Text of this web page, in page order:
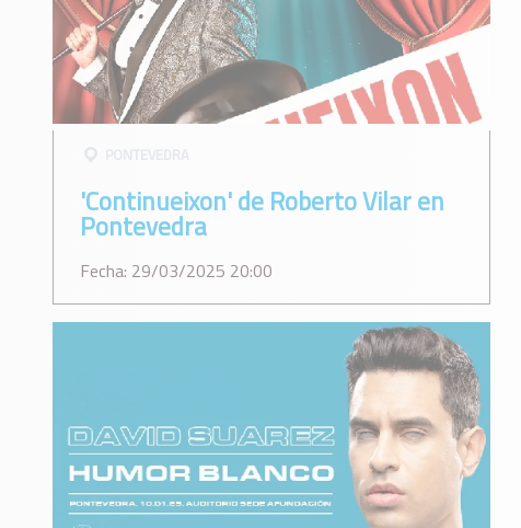
'Continueixon' de Roberto Vilar en
Pontevedra
Fecha: 29/03/2025 20:00